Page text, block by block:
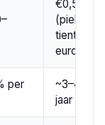
€0,50–€5
(piek:
tientallen
euro's)
per
~3–4%
jaar